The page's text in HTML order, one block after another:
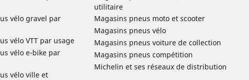
vélo gravel par
vélo VTT par usage
vélo e-bike par
vélo ville et
utilitaire
Magasins pneus moto et scooter
Magasins pneus vélo
Magasins pneus voiture de collection
Magasins pneus compétition
Michelin et ses réseaux de distribution